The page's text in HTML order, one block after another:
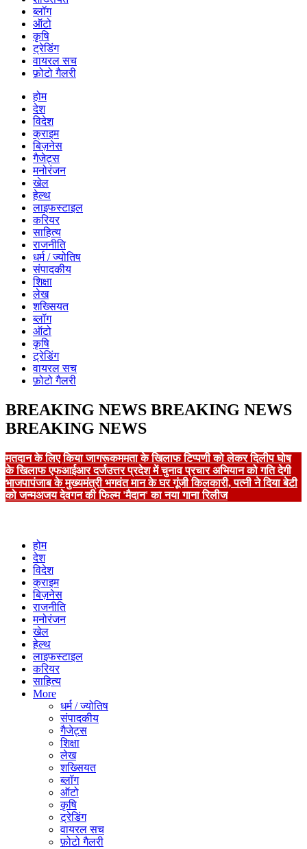
ब्लॉग
ऑटो
कृषि
ट्रेडिंग
वायरल सच
फ़ोटो गैलरी
होम
देश
विदेश
क्राइम
बिज़नेस
गैजेट्स
मनोरंजन
खेल
हेल्थ
लाइफस्टाइल
करियर
साहित्य
राजनीति
धर्म / ज्योतिष
संपादकीय
शिक्षा
लेख
शख्सियत
ब्लॉग
ऑटो
कृषि
ट्रेडिंग
वायरल सच
फ़ोटो गैलरी
BREAKING NEWS BREAKING NEWS
BREAKING NEWS
मतदान के लिए किया जागरूकममता के खिलाफ टिप्पणी को लेकर दिलीप घोष
के खिलाफ एफआईआर दर्जउत्तर प्रदेश में चुनाव प्रचार अभियान को गति देगी
भाजपापंजाब के मुख्यमंत्री भगवंत मान के घर गूंजी किलकारी, पत्नी ने दिया बेटी
को जन्मअजय देवगन की फिल्म 'मैदान' का नया गाना रिलीज
होम
देश
विदेश
क्राइम
बिज़नेस
राजनीति
मनोरंजन
खेल
हेल्थ
लाइफस्टाइल
करियर
साहित्य
More
धर्म / ज्योतिष
संपादकीय
गैजेट्स
शिक्षा
लेख
शख्सियत
ब्लॉग
ऑटो
कृषि
ट्रेडिंग
वायरल सच
फ़ोटो गैलरी